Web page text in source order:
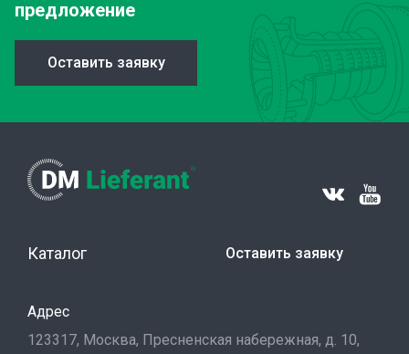
предложение
Оставить заявку
Каталог Оставить заявку
Адрес
123317, Москва, Пресненская набережная, д. 10,